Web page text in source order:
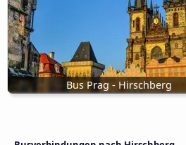
Bus Prag - Hirschberg